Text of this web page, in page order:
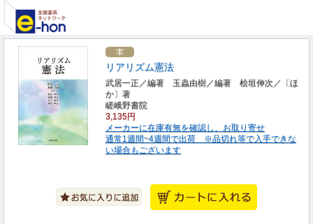
リアリズム憲法
武居一正／編著 玉蟲由樹／編著 桧垣伸次／〔ほ
か〕著
嵯峨野書院
3,135円
メーカーに在庫有無を確認し、お取り寄せ
通常1週間~4週間で出荷 ※品切れ等で入手できな
い場合もございます